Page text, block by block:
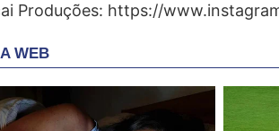
Produções: https://